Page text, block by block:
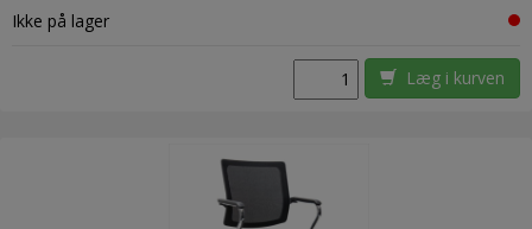
Ikke på lager
Læg i kurven